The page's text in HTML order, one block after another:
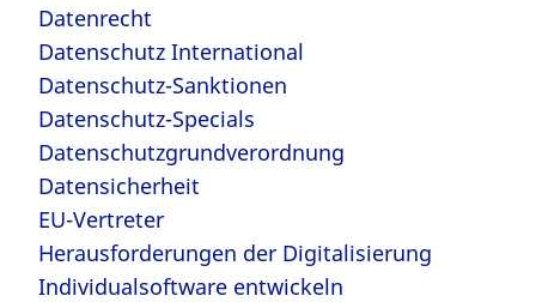
Datenrecht
Datenschutz International
Datenschutz-Sanktionen
Datenschutz-Specials
Datenschutzgrundverordnung
Datensicherheit
EU-Vertreter
Herausforderungen der Digitalisierung
Individualsoftware entwickeln